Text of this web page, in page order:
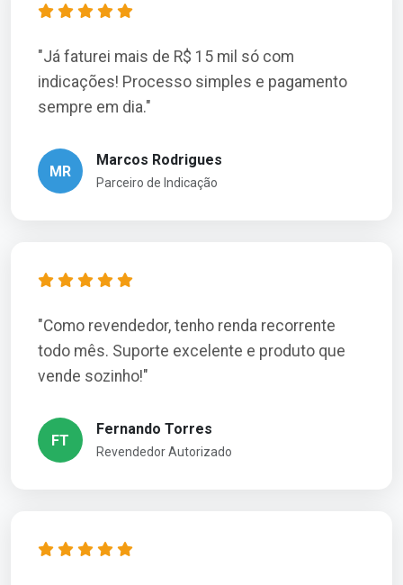
"Já faturei mais de R$ 15 mil só com
indicações! Processo simples e pagamento
sempre em dia."
MR
Marcos Rodrigues
Parceiro de Indicação
"Como revendedor, tenho renda recorrente
todo mês. Suporte excelente e produto que
vende sozinho!"
FT
Fernando Torres
Revendedor Autorizado